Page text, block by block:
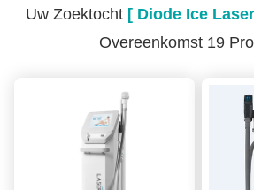
Uw Zoektocht [ Diode Ice
Overeenkomst 19